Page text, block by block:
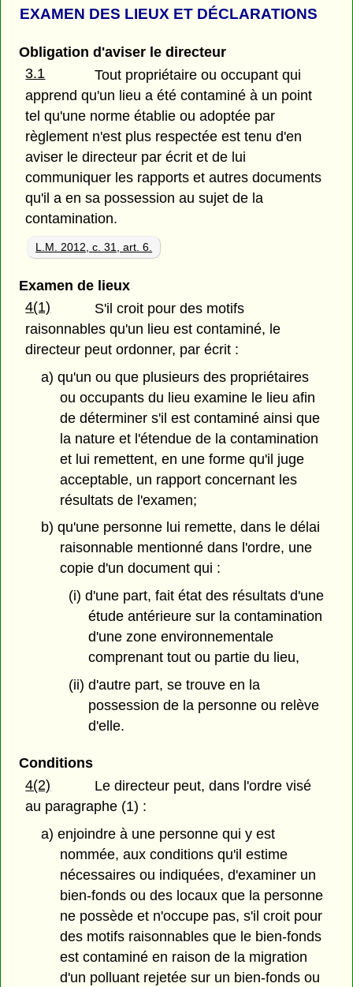
EXAMEN DES LIEUX ET DÉCLARATIONS
Obligation d'aviser le directeur
3.1
Tout propriétaire ou occupant qui
apprend qu'un lieu a été contaminé à un point
tel qu'une norme établie ou adoptée par
règlement n'est plus respectée est tenu d'en
aviser le directeur par écrit et de lui
communiquer les rapports et autres documents
qu'il a en sa possession au sujet de la
contamination.
L.M. 2012, c. 31, art. 6.
Examen de lieux
4(1)
S'il croit pour des motifs
raisonnables qu'un lieu est contaminé, le
directeur peut ordonner, par écrit :
a) qu'un ou que plusieurs des propriétaires
ou occupants du lieu examine le lieu afin
de déterminer s'il est contaminé ainsi que
la nature et l'étendue de la contamination
et lui remettent, en une forme qu'il juge
acceptable, un rapport concernant les
résultats de l'examen;
b) qu'une personne lui remette, dans le délai
raisonnable mentionné dans l'ordre, une
copie d'un document qui :
(i) d'une part, fait état des résultats d'une
étude antérieure sur la contamination
d'une zone environnementale
comprenant tout ou partie du lieu,
(ii) d'autre part, se trouve en la
possession de la personne ou relève
d'elle.
Conditions
4(2)
Le directeur peut, dans l'ordre visé
au paragraphe (1) :
a) enjoindre à une personne qui y est
nommée, aux conditions qu'il estime
nécessaires ou indiquées, d'examiner un
bien-fonds ou des locaux que la personne
ne possède et n'occupe pas, s'il croit pour
des motifs raisonnables que le bien-fonds
est contaminé en raison de la migration
d'un polluant rejetée sur un bien-fonds ou